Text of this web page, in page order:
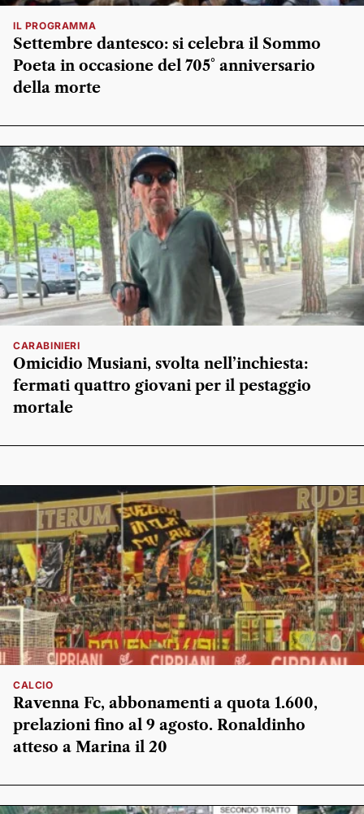
IL PROGRAMMA
Settembre dantesco: si celebra il Sommo
Poeta in occasione del 705° anniversario
della morte
CARABINIERI
Omicidio Musiani, svolta nell’inchiesta:
fermati quattro giovani per il pestaggio
mortale
CALCIO
Ravenna Fc, abbonamenti a quota 1.600,
prelazioni fino al 9 agosto. Ronaldinho
atteso a Marina il 20